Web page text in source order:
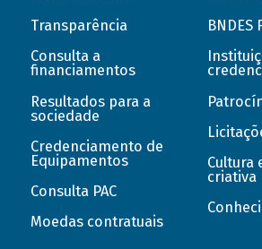
Transparência
Consulta a
financiamentos
Resultados para a
sociedade
Credenciamento de
Equipamentos
Consulta PAC
Moedas contratuais
BNDES
Cultura
criativa